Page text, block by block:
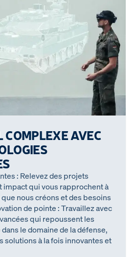
COMPLEXE AVEC
: Relevez des projets
impact qui vous rapprochent à
nous créons et des besoins
de pointe : Travaillez avec
qui repoussent les
le domaine de la défense,
solutions à la fois innovantes et